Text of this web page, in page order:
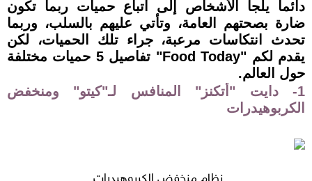
دائما يلجأ الأشخاص إلى اتباع حميات ربما تكون
ضارة بصحتهم العامة، وتأتي عليهم بالسلب، وربما
تحدث انتكاسات مرعبة، جراء تلك الحميات، لكن
يقدم لكم "Food Today" تفاصيل 5 حميات مختلفة
حول العالم.
1- دايت "أتكنز" المنافس لـ"كيتو" ومنخفض
الكربوهيدرات
نظام منخفض الكربوهيدرات